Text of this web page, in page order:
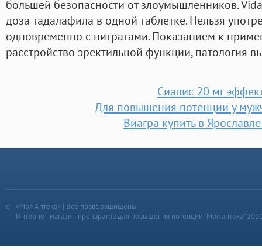
большей безопасности от злоумышленников.
доза тадалафила в одной таблетке. Нельзя
одновременно с нитратами. Показанием к
расстройство эректильной функции, патология
Сиалис 20 мг
Для повышения потенции у
Виагра купить в
«Моя Аптека» | Все права защищены
Интернет-магазин препаратов для повышения потенции “Моя аптека”